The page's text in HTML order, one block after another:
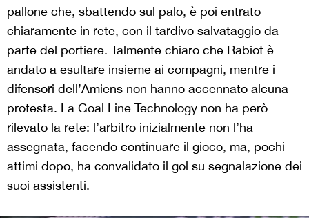
pallone che, sbattendo sul palo, è poi entrato
chiaramente in rete, con il tardivo salvataggio da
parte del portiere. Talmente chiaro che Rabiot è
andato a esultare insieme ai compagni, mentre i
difensori dell’Amiens non hanno accennato alcuna
protesta. La Goal Line Technology non ha però
rilevato la rete: l’arbitro inizialmente non l’ha
assegnata, facendo continuare il gioco, ma, pochi
attimi dopo, ha convalidato il gol su segnalazione dei
suoi assistenti.